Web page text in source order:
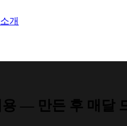
소개
— 만든 후 매달